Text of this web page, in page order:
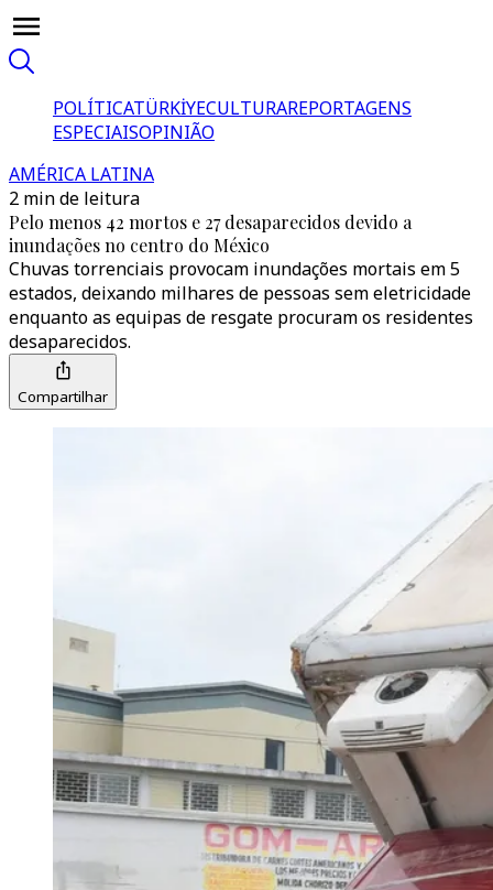
POLÍTICATÜRKİYECULTURAREPORTAGENS
ESPECIAISOPINIÃO
AMÉRICA LATINA
2 min de leitura
Pelo menos 42 mortos e 27 desaparecidos devido a
inundações no centro do México
Chuvas torrenciais provocam inundações mortais em 5
estados, deixando milhares de pessoas sem eletricidade
enquanto as equipas de resgate procuram os residentes
desaparecidos.
Compartilhar